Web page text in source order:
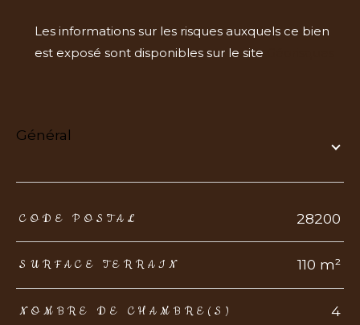
Les informations sur les risques auxquels ce bien
est exposé sont disponibles sur le site
général
TRAD_ZEPHYR_Caracteristique TRAD_ZEPHYR_Valeurs
CODE POSTAL 28200
SURFACE TERRAIN 110 m²
NOMBRE DE CHAMBRE(S) 4